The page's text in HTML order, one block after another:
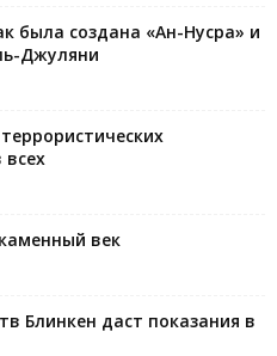
была создана «Ан-Нусра» и
Джуляни
век
Блинкен даст показания в